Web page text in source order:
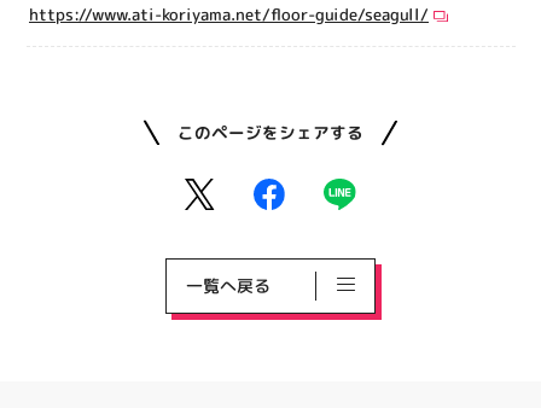
https://www.ati-koriyama.net/floor-guide/seagull/
このページをシェアする
一覧へ戻る